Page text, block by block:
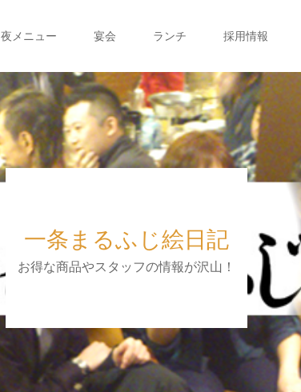
夜メニュー 宴会 ランチ 採用情報
一条まるふじ絵日記
お得な商品やスタッフの情報が沢山！